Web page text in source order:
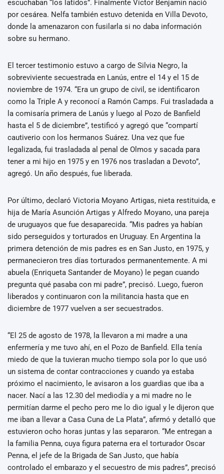
escuchaban “los latidos”. Finalmente Víctor Benjamín nació
por cesárea. Nelfa también estuvo detenida en Villa Devoto,
donde la amenazaron con fusilarla si no daba información
sobre su hermano.
El tercer testimonio estuvo a cargo de Silvia Negro, la
sobreviviente secuestrada en Lanús, entre el 14 y el 15 de
noviembre de 1974. “Era un grupo de civil, se identificaron
como la Triple A y reconocí a Ramón Camps. Fui trasladada a
la comisaría primera de Lanús y luego al Pozo de Banfield
hasta el 5 de diciembre”, testificó y agregó que “compartí
cautiverio con los hermanos Suárez. Una vez que fue
legalizada, fui trasladada al penal de Olmos y sacada para
tener a mi hijo en 1975 y en 1976 nos trasladan a Devoto”,
agregó. Un año después, fue liberada.
Por último, declaró Victoria Moyano Artigas, nieta restituida, e
hija de María Asunción Artigas y Alfredo Moyano, una pareja
de uruguayos que fue desaparecida. “Mis padres ya habían
sido perseguidos y torturados en Uruguay. En Argentina la
primera detención de mis padres es en San Justo, en 1975, y
permanecieron tres días torturados permanentemente. A mi
abuela (Enriqueta Santander de Moyano) le pegan cuando
pregunta qué pasaba con mi padre”, precisó. Luego, fueron
liberados y continuaron con la militancia hasta que en
diciembre de 1977 vuelven a ser secuestrados.
“El 25 de agosto de 1978, la llevaron a mi madre a una
enfermería y me tuvo ahí, en el Pozo de Banfield. Ella tenía
miedo de que la tuvieran mucho tiempo sola por lo que usó
un sistema de contar contracciones y cuando ya estaba
próximo el nacimiento, le avisaron a los guardias que iba a
nacer. Nací a las 12.30 del mediodía y a mi madre no le
permitían darme el pecho pero me lo dio igual y le dijeron que
me iban a llevar a Casa Cuna de La Plata”, afirmó y detalló que
estuvieron ocho horas juntas y las separaron. “Me entregan a
la familia Penna, cuya figura paterna era el torturador Oscar
Penna, el jefe de la Brigada de San Justo, que había
controlado el embarazo y el secuestro de mis padres”, precisó